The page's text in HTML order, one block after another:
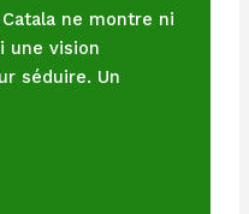
ne montre ni
une vision
séduire. Un